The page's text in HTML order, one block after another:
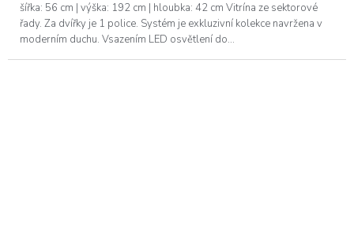
šířka: 56 cm | výška: 192 cm | hloubka: 42 cm Vitrína ze sektorové
řady. Za dvířky je 1 police. Systém je exkluzivní kolekce navržena v
moderním duchu. Vsazením LED osvětlení do...